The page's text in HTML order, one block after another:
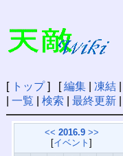
[ トップ] [編集| 凍結|
一覧 検索 最終更新|
<< 2016.9 >>
[イベント]